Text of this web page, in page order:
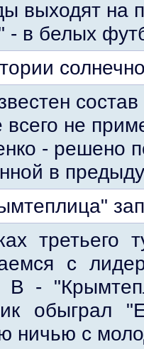
выходят на
- в белых
всего не
- решено
в
третьего
с
В -
обыграл
ничью с